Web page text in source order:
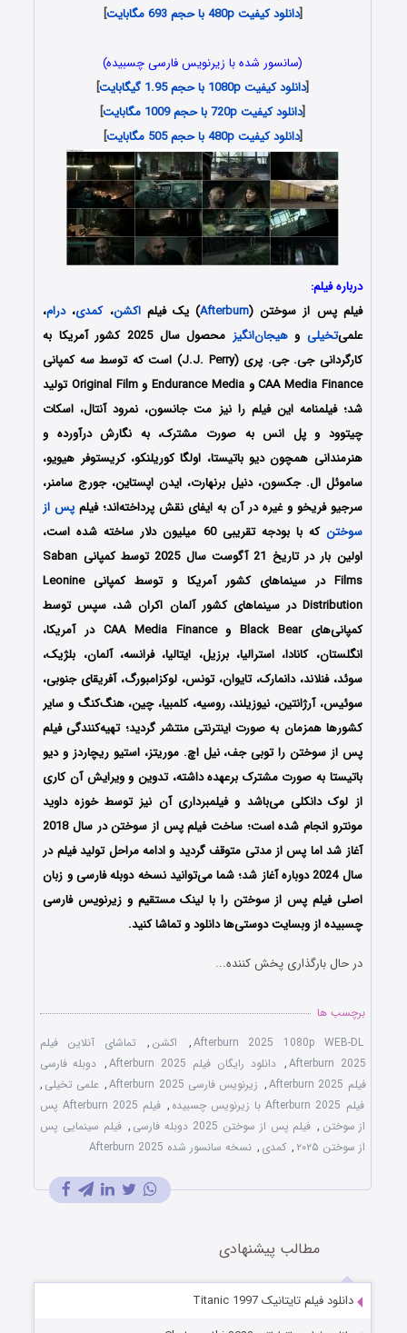
[دانلود کیفیت 480p با حجم 693 مگابایت ]
(سانسور شده با زیرنویس فارسی چسبیده)
[دانلود کیفیت 1080p با حجم 1.95 گیگابایت
]
[دانلود کیفیت 720p با حجم 1009 مگابایت
]
[دانلود کیفیت 480p با حجم 505 مگابایت ]
درباره فیلم:
فیلم پس از سوختن (Afterburn) یک فیلماکشن،کمدی،درام،
علمی‌تخیلی وهیجان‌انگیز
محصول سال 2025 کشور آمریکا به
کارگردانی جی. جی. پری (J.J. Perry) است که توسط سه کمپانی‌
CAA Media Finance و Endurance Media و Original Film تولید
شد؛ فیلمنامه این فیلم را نیز مت جانسون، نمرود آنتال، اسکات
چیتوود و پل انس به صورت مشترک، به نگارش درآورده و
هنرمندانی همچوندیو باتیستا، اولگا کوریلنکو، کریستوفر هیویو،
ساموئل ال. جکسون، دنیل برنهارت، ایدن اپستاین، جورج سامنر،
سرجیو فریخو و غیره در آن به ایفای نقش پرداخته‌اند؛ فیلم پس از
سوختن
که با بودجه تقریبی 60 میلیون دلار ساخته شده است،
اولین بار در تاریخ 21 آگوست سال 2025 توسط کمپانی‌ Saban
Films در سینماهای کشور آمریکا و توسط کمپانی Leonine
Distribution در سینماهای کشور آلمان اکران شد، سپس توسط
کمپانی‌های Black Bear و CAA Media Finance در آمریکا،
انگلستان، کانادا، استرالیا، برزیل، ایتالیا، فرانسه، آلمان، بلژیک،
سوئد، فنلاند، دانمارک، تایوان، تونس، لوکزامبورگ، آفریقای جنوبی،
سوئیس، آرژانتین، نیوزیلند، روسیه، کلمبیا، چین، هنگ‌کنگ و سایر
کشورها همزمان به صورت اینترنتی منتشر گردید؛ تهیه‌کنندگی فیلم
پس از سوختن را توبی جف، نیل اچ. موریتز، استیو ریچاردز و دیو
باتیستا به صورت مشترک برعهده داشته، تدوین و ویرایش آن کاری
از لوک دانکلیمی‌باشد و فیلمبرداری آن نیز توسط خوزه داوید
مونترو انجام شده است؛ ساخت فیلم
پس از سوختن در سال 2018
آغاز شد اما پس از مدتی متوقف گردید و ادامه مراحل تولید فیلم در
سال 2024 دوباره آغاز شد؛
شما می‌توانید نسخه دوبله فارسی و زبان
اصلی فیلم پس از سوختن را با ‌لینک مستقیم و زیرنویس فارسی
چسبیده از وبسایت دوستی‌ها دانلود و تماشا کنید.
در حال بارگذاری پخش کننده...
برچسب ها
Afterburn 2025 1080p WEB-DL
, اکشن ,
تماشای آنلاین فیلم
Afterburn 2025
, دانلود رایگان فیلم Afterburn 2025 , دوبله فارسی
فیلم Afterburn 2025
, زیرنویس فارسی Afterburn 2025 , علمی تخیلی ,
فیلم Afterburn 2025 با زیرنویس چسبیده
,
فیلم Afterburn 2025 پس
از سوختن , فیلم پس از سوختن 2025 دوبله فارسی , فیلم سینمایی پس
از سوختن ۲۰۲۵
, کمدی , نسخه سانسور شده Afterburn 2025
مطالب پیشنهادی
دانلود فیلم تایتانیک Titanic 1997